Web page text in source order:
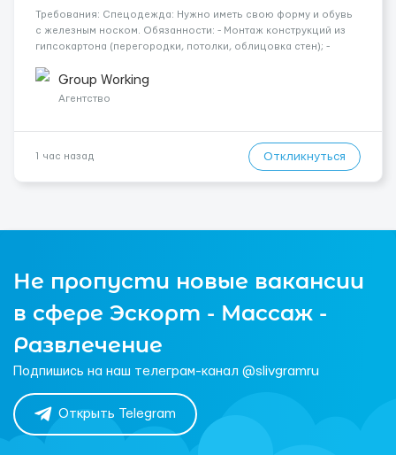
Требования: Спецодежда: Нужно иметь свою форму и обувь
с железным носком. Обязанности: - Монтаж конструкций из
гипсокартона (перегородки, потолки, облицовка стен); -
малярных работ (шпатлевка, грунтовка, покраска); -
Штукатурные работы ...
Group Working
Агентство
1 час назад Откликнуться
Не пропусти новые вакансии
в сфере Эскорт - Массаж -
Развлечение
Подпишись на наш телеграм-канал @slivgramru
Открыть Telegram